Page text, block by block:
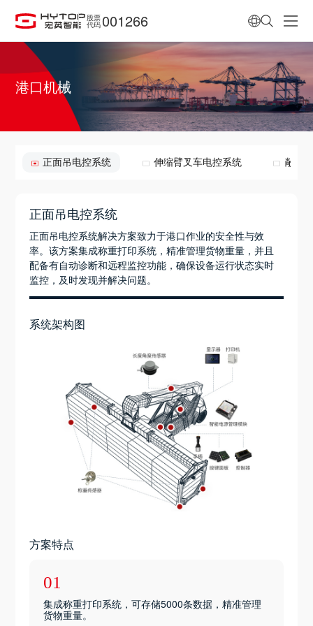
股票
代码 001266
港口机械
正面吊电控系统 伸缩臂叉车电控系统 敞车
正面吊电控系统
正面吊电控系统解决方案致力于港口作业的安全性与效
率。该方案集成称重打印系统，精准管理货物重量，并且
配备有自动诊断和远程监控功能，确保设备运行状态实时
监控，及时发现并解决问题。
系统架构图
方案特点
01
集成称重打印系统，可存储5000条数据，精准管理
货物重量。